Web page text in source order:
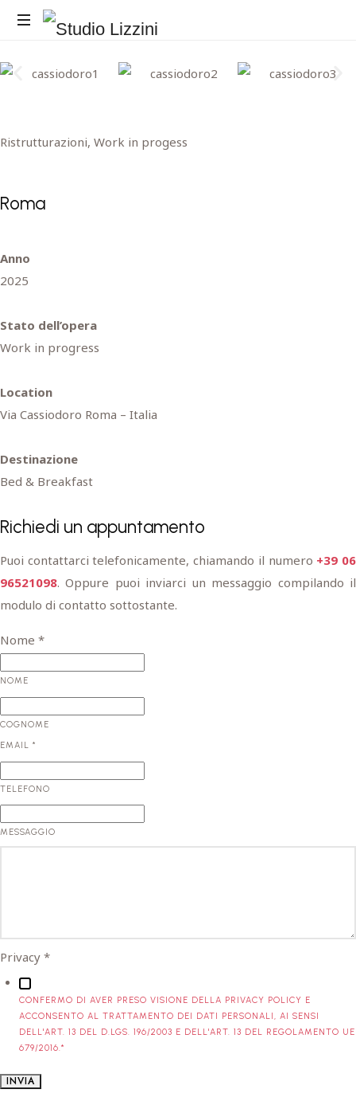
Ristrutturazioni, Work in progess
Roma
Anno
2025
Stato dell’opera
Work in progress
Location
Via Cassiodoro Roma – Italia
Destinazione
Bed & Breakfast
Richiedi un appuntamento
Puoi contattarci telefonicamente, chiamando il numero +39 06
96521098. Oppure puoi inviarci un messaggio compilando il
modulo di contatto sottostante.
Nome *
NOME
COGNOME
EMAIL *
TELEFONO
MESSAGGIO
Privacy *
CONFERMO DI AVER PRESO VISIONE DELLA PRIVACY POLICY E
ACCONSENTO AL TRATTAMENTO DEI DATI PERSONALI, AI SENSI
DELL'ART. 13 DEL D.LGS. 196/2003 E DELL'ART. 13 DEL REGOLAMENTO UE
679/2016.*
INVIA